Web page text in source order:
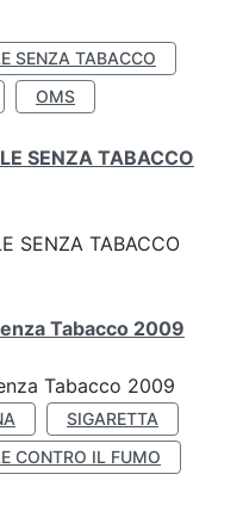
SENZA TABACCO
OMS
SENZA TABACCO
SENZA TABACCO
Tabacco 2009
Tabacco 2009
SIGARETTA
CONTRO IL FUMO